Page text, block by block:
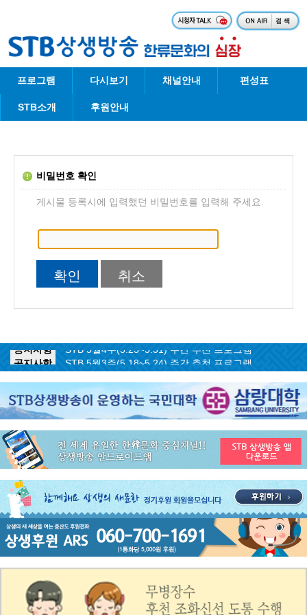
프로그램 다시보기 채널안내 편성표
STB소개 후원안내
비밀번호 확인
게시물 등록시에 입력했던 비밀번호를 입력해 주세요.
공지사항 ON AIR 서비스 장애 복구 안내
공지사항
STB 5월4주(5.25~5.31) 주간 추천 프로그램
공지사항
STB 5월3주(5.18~5.24) 주간 추천 프로그램
공지사항
STB 4월마지막주(4.27~5.3) 주간 추천 프로그램
STB 4월4주(4.20~4.26) 주간 추천 프로그램
공지사항
STB 4월2주(4.6~4.12) 주간 추천 프로그램
공지사항
STB 4월1주(3.30~4.5) 주간 추천 프로그램
공지사항
STB 3월4주(3.23~3.29) 주간 추천 프로그램